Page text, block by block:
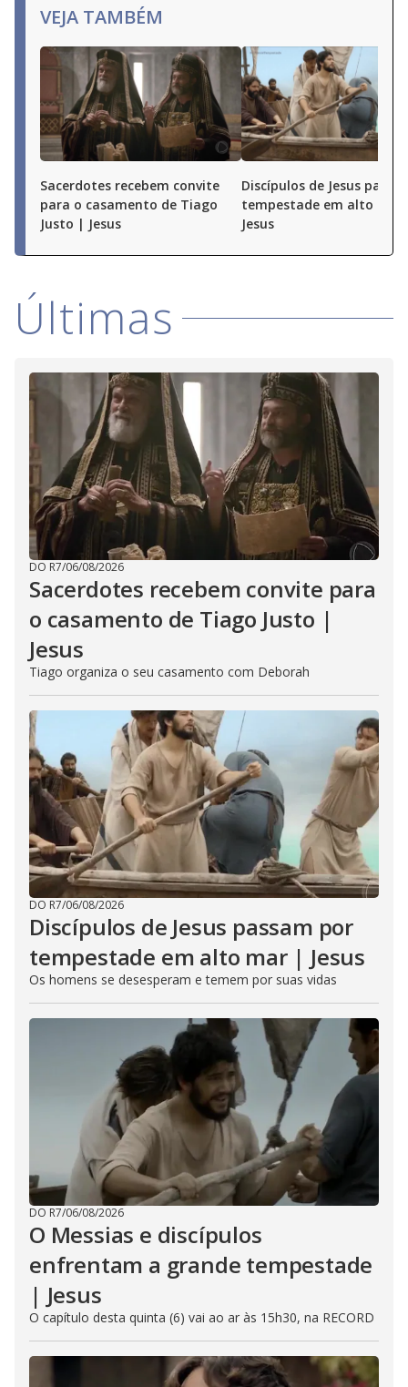
VEJA TAMBÉM
Sacerdotes recebem convite
para o casamento de Tiago
Justo | Jesus
Discípulos de Jesus
tempestade em alto
Jesus
Últimas
DO R7/06/08/2026
Sacerdotes recebem convite para
o casamento de Tiago Justo |
Jesus
Tiago organiza o seu casamento com Deborah
DO R7/06/08/2026
Discípulos de Jesus passam por
tempestade em alto mar | Jesus
Os homens se desesperam e temem por suas vidas
DO R7/06/08/2026
O Messias e discípulos
enfrentam a grande tempestade
| Jesus
O capítulo desta quinta (6) vai ao ar às 15h30, na RECORD